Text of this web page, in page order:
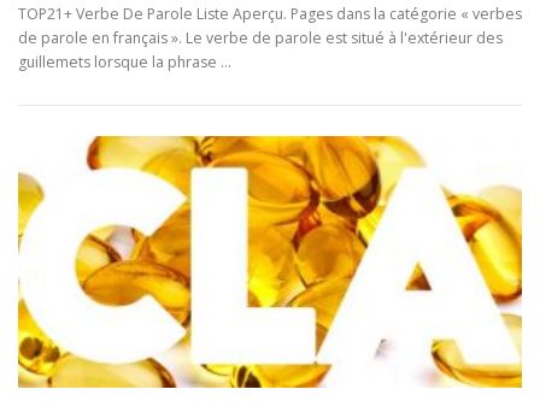
TOP21+ Verbe De Parole Liste Aperçu. Pages dans la catégorie « verbes
de parole en français ». Le verbe de parole est situé à l'extérieur des
guillemets lorsque la phrase …